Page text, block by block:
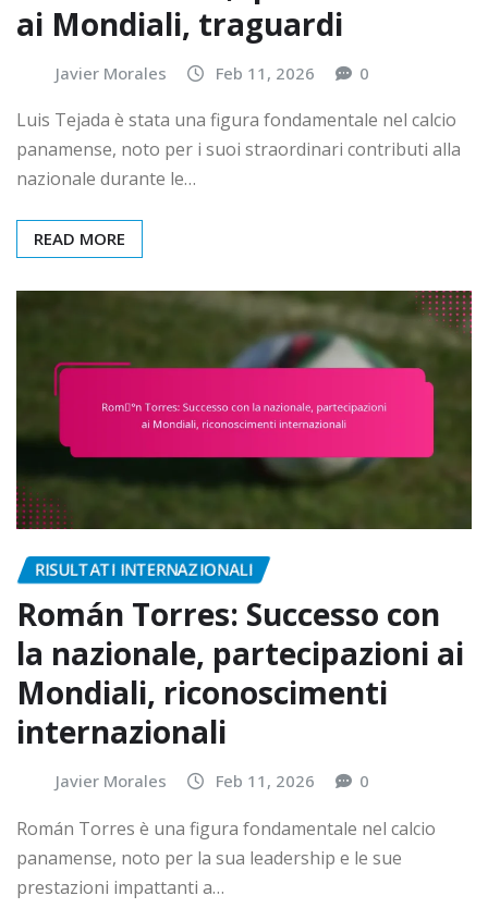
ai Mondiali, traguardi
Javier Morales Feb 11, 2026 0
Luis Tejada è stata una figura fondamentale nel calcio
panamense, noto per i suoi straordinari contributi alla
nazionale durante le…
READ MORE
RISULTATI INTERNAZIONALI
Román Torres: Successo con
la nazionale, partecipazioni ai
Mondiali, riconoscimenti
internazionali
Javier Morales Feb 11, 2026 0
Román Torres è una figura fondamentale nel calcio
panamense, noto per la sua leadership e le sue
prestazioni impattanti a…